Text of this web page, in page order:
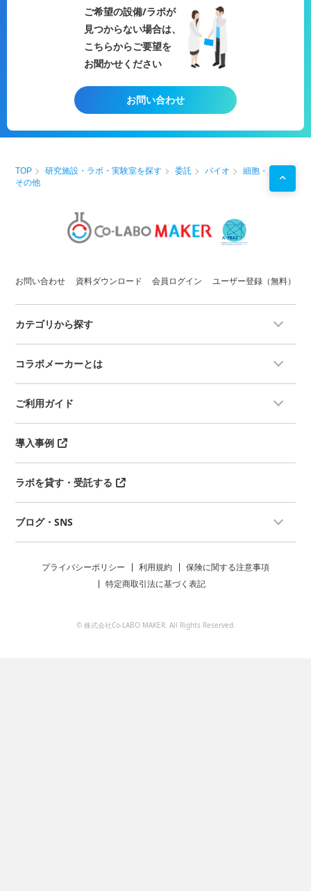
ご希望の設備/ラボが
見つからない場合は、
こちらからご要望を
お聞かせください
お問い合わせ
TOP 研究施設・ラボ・実験室を探す 委託 バイオ
細胞・
その他
お問い合わせ 資料ダウンロード 会員ログイン ユーザー登録（無料）
カテゴリから探す
コラボメーカーとは
ご利用ガイド
導入事例
ラボを貸す・受託する
ブログ・SNS
プライバシーポリシー 利用規約
保険に関する注意事項
特定商取引法に基づく表記
© 株式会社Co-LABO MAKER. All Rights Reserved.